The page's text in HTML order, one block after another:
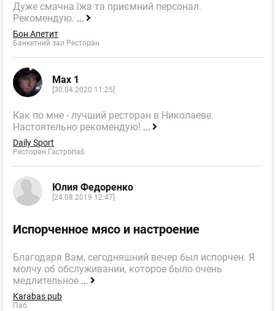
Дуже смачна їжа та приємний персонал.
Рекомендую. ...
Бон Апетит
Банкетний зал Ресторан
Max 1
[30.04.2020 11:25]
Как по мне - лучший ресторан в Николаеве.
Настоятельно рекомендую! ...
Daily Sport
Ресторан Гастропаб
Юлия Федоренко
[24.08.2019 12:47]
Испорченное мясо и настроение
Благодаря Вам, сегодняшний вечер был испорчен. Я
молчу об обслуживании, которое было очень
медлительное ...
Karabas pub
Паб